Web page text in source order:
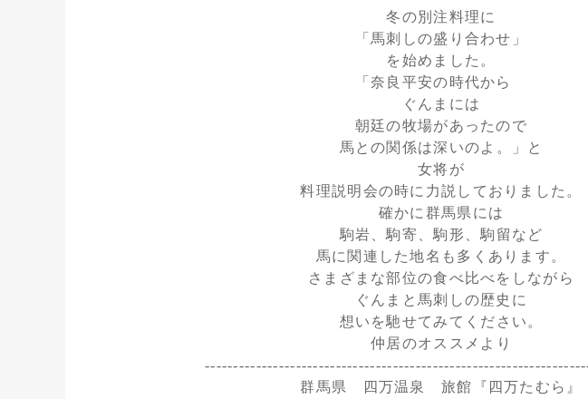
冬の別注料理に
「馬刺しの盛り合わせ」
を始めました。
「奈良平安の時代から
ぐんまには
朝廷の牧場があったので
馬との関係は深いのよ。」と
女将が
料理説明会の時に力説しておりました。
確かに群馬県には
駒岩、駒寄、駒形、駒留など
馬に関連した地名も多くあります。
さまざまな部位の食べ比べをしながら
ぐんまと馬刺しの歴史に
想いを馳せてみてください。
仲居のオススメより
群馬県 四万温泉 旅館『四万たむら』